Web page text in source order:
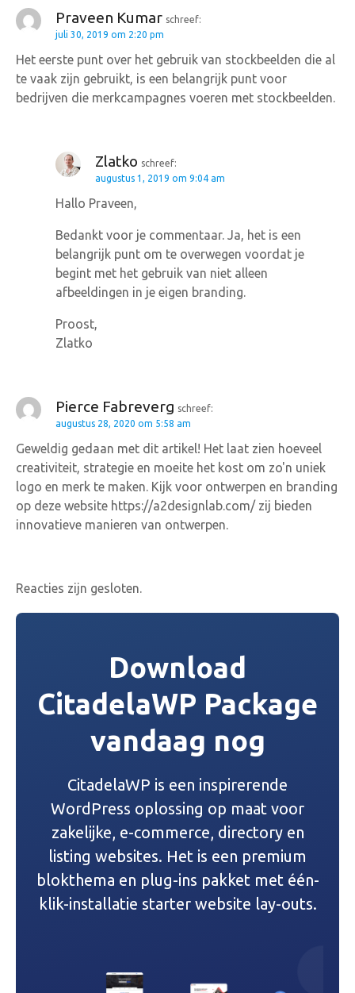
a
v
i
Praveen Kumar schreef:
juli 30, 2019 om 2:20 pm
Het eerste punt over het gebruik van stockbeelden die al
te vaak zijn gebruikt, is een belangrijk punt voor
bedrijven die merkcampagnes voeren met stockbeelden.
Zlatko schreef:
augustus 1, 2019 om 9:04 am
Hallo Praveen,
Bedankt voor je commentaar. Ja, het is een
belangrijk punt om te overwegen voordat je
begint met het gebruik van niet alleen
afbeeldingen in je eigen branding.
Proost,
Zlatko
Pierce Fabreverg schreef:
augustus 28, 2020 om 5:58 am
Geweldig gedaan met dit artikel! Het laat zien hoeveel
creativiteit, strategie en moeite het kost om zo'n uniek
logo en merk te maken. Kijk voor ontwerpen en branding
op deze website https://a2designlab.com/ zij bieden
innovatieve manieren van ontwerpen.
Reacties zijn gesloten.
Download
CitadelaWP Package
vandaag nog
CitadelaWP is een inspirerende
WordPress oplossing op maat voor
zakelijke, e-commerce, directory en
listing websites. Het is een premium
blokthema en plug-ins pakket met één-
klik-installatie starter website lay-outs.